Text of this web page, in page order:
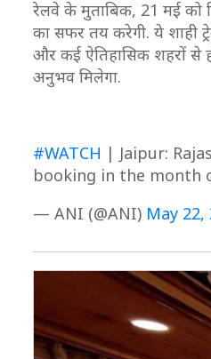
रेलवे के मुताबिक, 21 मई को
का सफर तय करेगी. ये शाही
और कई ऐतिहासिक शहरों से
अनुभव मिलेगा.
#WATCH | Jaipur:
booking in the month
— ANI (@ANI) May 22,